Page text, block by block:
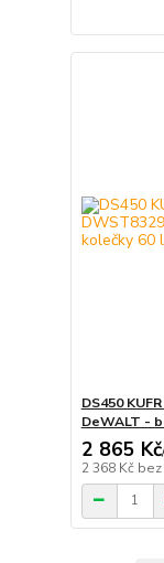
DS450
DeWALT -
2 865 Kč/
2 368 Kč bez